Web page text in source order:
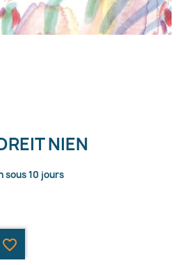
NIEN
sous 10 jours
favorite_border